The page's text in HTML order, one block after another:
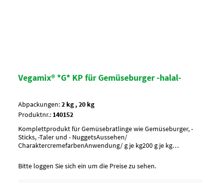
Vegamix® *G* KP für Gemüseburger -halal-
Abpackungen:
2 kg , 20 kg
Produktnr.: 140152
Komplettprodukt für Gemüsebratlinge wie Gemüseburger, -
Sticks, -Taler und - NuggetsAussehen/
CharaktercremefarbenAnwendung/ g je kg200 g je kg
Bitte loggen Sie sich ein um die Preise zu sehen.